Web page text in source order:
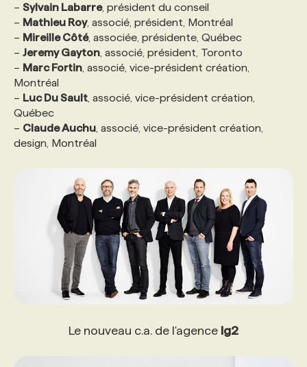
– Sylvain Labarre, président du conseil
– Mathieu Roy, associé, président, Montréal
– Mireille Côté, associée, présidente, Québec
– Jeremy Gayton , associé, président, Toronto
– Marc Fortin , associé, vice-président création,
Montréal
– Luc Du Sault , associé, vice-président création,
Québec
– Claude Auchu , associé, vice-président création,
design, Montréal
Le nouveau c.a. de l'agence lg2